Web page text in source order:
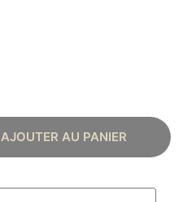
AJOUTER AU PANIER